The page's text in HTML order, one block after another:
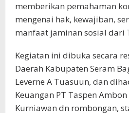
memberikan pemahaman
mengenai hak, kewajiban,
manfaat jaminan sosial dari
Kegiatan ini dibuka secara
Daerah Kabupaten Seram
Leverne A Tuasuun, dan
Keuangan PT Taspen
Kurniawan dn rombongan,